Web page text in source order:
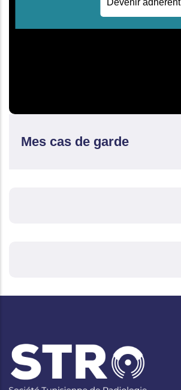
Devenir adhérent
Mes cas de garde